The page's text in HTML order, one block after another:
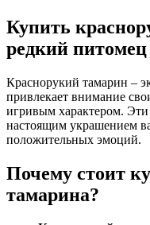
Купить
редкий
Краснорукий тамарин –
привлекает внимание
игривым характером.
настоящим украшением
положительных эмоций.
Почему стоит
тамарина?